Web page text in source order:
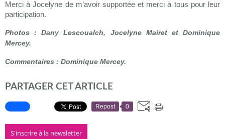
Merci à Jocelyne de m’avoir supportée et merci à tous pour leur
participation.
Photos : Dany Lescoualch, Jocelyne Mairet et Dominique
Mercey.
Commentaires : Dominique Mercey.
PARTAGER CET ARTICLE
Repost 0
S'inscrire à la newsletter